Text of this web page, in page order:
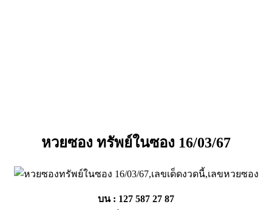
หวยซอง ทรัพย์ในซอง 16/03/67
บน : 127 587 27 87